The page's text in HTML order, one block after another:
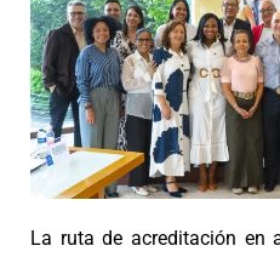
La ruta de acreditación en